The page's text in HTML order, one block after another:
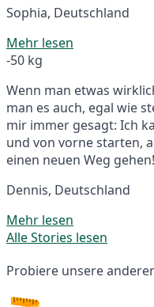
Sophia, Deutschland
Mehr lesen
-50 kg
Wenn man etwas
man es auch, egal wie
mir immer gesagt: Ich
und von vorne starten,
einen neuen Weg gehen!
Dennis, Deutschland
Mehr lesen
Alle Stories lesen
Probiere unsere